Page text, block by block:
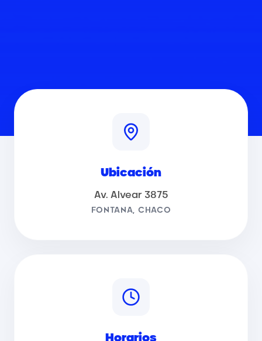
Ubicación
Av. Alvear 3875
FONTANA, CHACO
Horarios